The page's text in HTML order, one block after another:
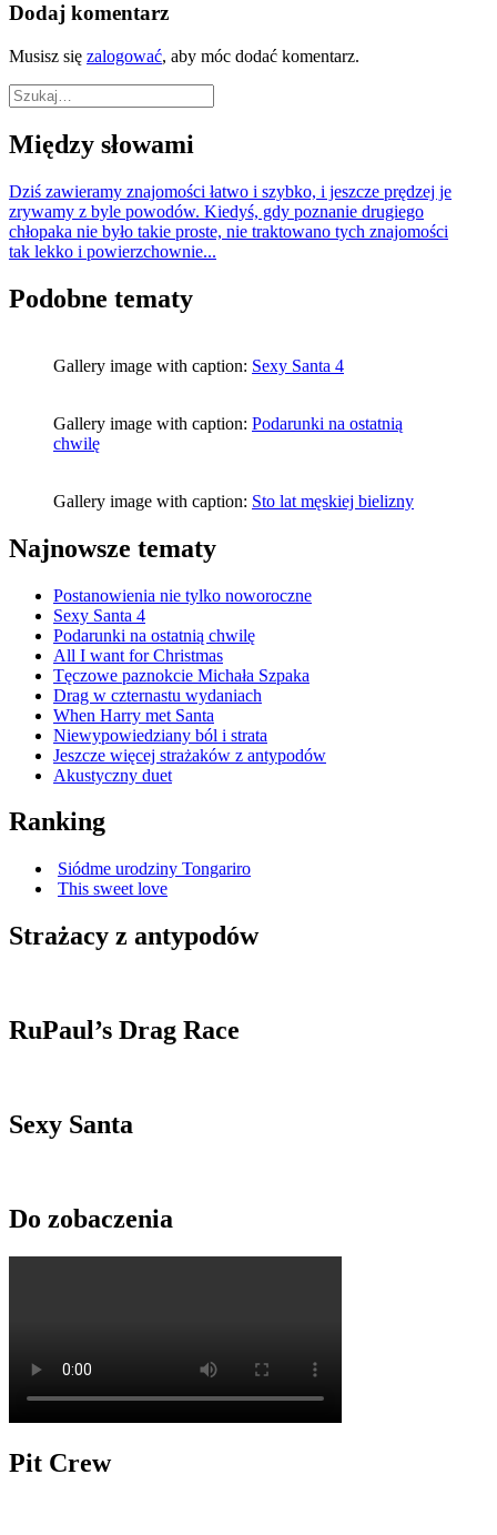
Dodaj komentarz
Musisz się zalogować, aby móc dodać komentarz.
Między słowami
Dziś zawieramy znajomości łatwo i szybko, i jeszcze prędzej je
zrywamy z byle powodów. Kiedyś, gdy poznanie drugiego
chłopaka nie było takie proste, nie traktowano tych znajomości
tak lekko i powierzchownie...
Podobne tematy
Gallery image with caption: Sexy Santa 4
Gallery image with caption: Podarunki na ostatnią
chwilę
Gallery image with caption: Sto lat męskiej bielizny
Najnowsze tematy
Postanowienia nie tylko noworoczne
Sexy Santa 4
Podarunki na ostatnią chwilę
All I want for Christmas
Tęczowe paznokcie Michała Szpaka
Drag w czternastu wydaniach
When Harry met Santa
Niewypowiedziany ból i strata
Jeszcze więcej strażaków z antypodów
Akustyczny duet
Ranking
Siódme urodziny Tongariro
This sweet love
Strażacy z antypodów
RuPaul’s Drag Race
Sexy Santa
Do zobaczenia
Pit Crew